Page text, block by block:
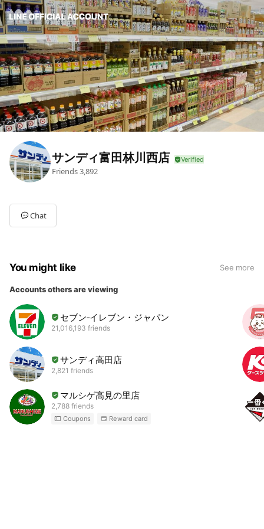
サンディ富田林川西店
Friends3,892
Chat
You might like See more
Accounts others are viewing
セブン‐イレブン・ジャパン
21,016,193 friends
サンディ高田店
2,821 friends
マルシゲ高見の里店
2,788 friends
Coupons Reward card